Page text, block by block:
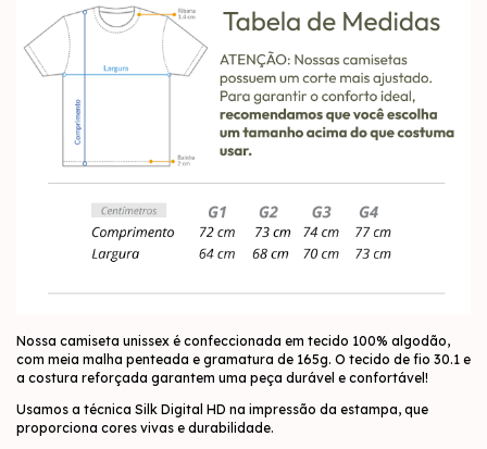
Nossa camiseta unissex é confeccionada em tecido 100% algodão,
com meia malha penteada e gramatura de 165g. O tecido de fio 30.1 e
a costura reforçada garantem uma peça durável e confortável!
Usamos a técnica Silk Digital HD na impressão da estampa, que
proporciona cores vivas e durabilidade.